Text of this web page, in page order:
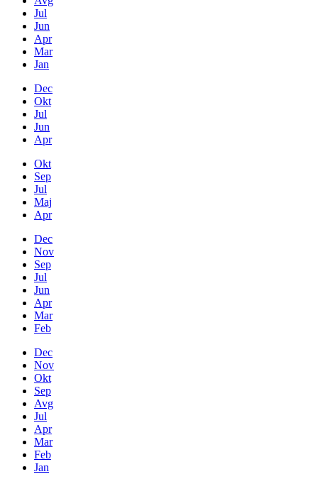
Jul
Jun
Apr
Mar
Jan
Dec
Okt
Jul
Jun
Apr
Okt
Sep
Jul
Maj
Apr
Dec
Nov
Sep
Jul
Jun
Apr
Mar
Feb
Dec
Nov
Okt
Sep
Avg
Jul
Apr
Mar
Feb
Jan